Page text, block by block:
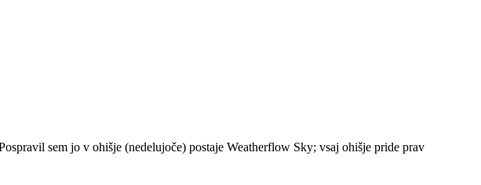
sem jo v ohišje (nedelujoče) postaje Weatherflow Sky; vsaj ohišje pride prav